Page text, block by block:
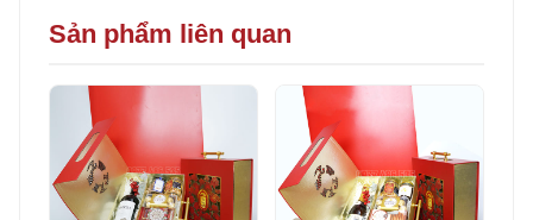
Sản phẩm liên quan